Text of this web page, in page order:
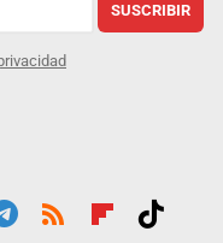
SUSCRIBIR